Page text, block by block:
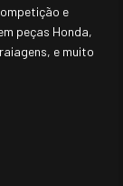
e
peças Honda,
e muito